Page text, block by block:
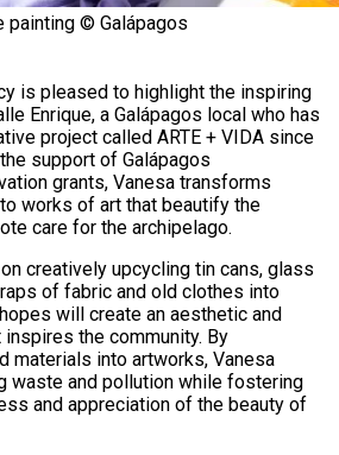
painting © Galápagos
is pleased to highlight the inspiring
Enrique, a Galápagos local who has
project called ARTE + VIDA since
support of Galápagos
grants, Vanesa transforms
works of art that beautify the
care for the archipelago.
creatively upcycling tin cans, glass
of fabric and old clothes into
will create an aesthetic and
the community. By
materials into artworks, Vanesa
waste and pollution while fostering
and appreciation of the beauty of